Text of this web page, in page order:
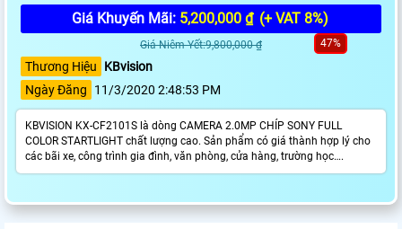
Giá Khuyến Mãi: 5,200,000 ₫ (+ VAT 8%)
Giá Niêm Yết:9,800,000 ₫ 47%
Thương Hiệu
KBvision
Ngày Đăng
11/3/2020 2:48:53 PM
KBVISION KX-CF2101S là dòng CAMERA 2.0MP CHÍP SONY FULL
COLOR STARTLIGHT chất lượng cao. Sản phẩm có giá thành hợp lý cho
các bãi xe, công trình gia đình, văn phòng, cửa hàng, trường học….